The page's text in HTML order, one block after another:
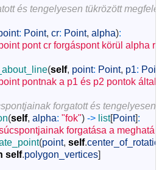
és tengelyesen tükrözött
: Point, cr: Point, alpha):
pont cr forgáspont körül alpha
(self, point: Point, p1:
pontnak a p1 és p2 pontok
forgatott és
(self, alpha: "fok") -> list[Point]:
forgatása a
(point, self.
self.polygon_vertices]